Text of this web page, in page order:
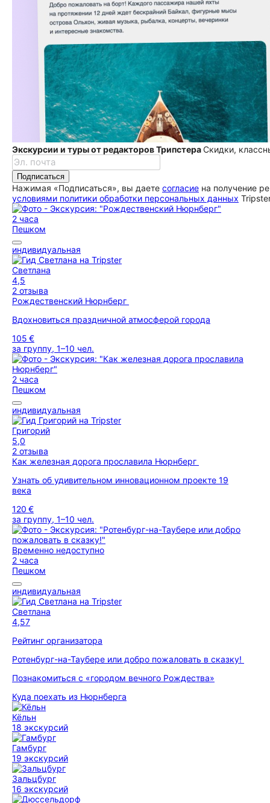
Экскурсии и туры от редакторов ТрипстераСкидки,
Подписаться
Нажимая «Подписаться», вы даете согласие на получение
условиями политики обработки персональных данных
2 часа
Пешком
индивидуальная
Светлана
4,5
2 отзыва
Рождественский Нюрнберг
Вдохновиться праздничной атмосферой города
105 €
за группу, 1–10 чел.
2 часа
Пешком
индивидуальная
Григорий
5,0
2 отзыва
Как железная дорога прославила Нюрнберг
Узнать об удивительном инновационном проекте 19
века
120 €
за группу, 1–10 чел.
Временно недоступно
2 часа
Пешком
индивидуальная
Светлана
4,57
Рейтинг организатора
Ротенбург-на-Таубере или добро пожаловать в сказку!
Познакомиться с «городом вечного Рождества»
Куда поехать из Нюрнберга
Кёльн
18 экскурсий
Гамбург
19 экскурсий
Зальцбург
16 экскурсий